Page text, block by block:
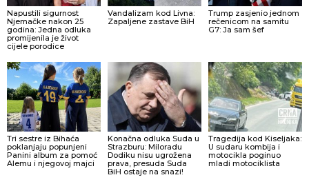
Napustili sigurnost
Njemačke nakon 25
godina: Jedna odluka
promijenila je život
cijele porodice
Vandalizam kod Livna:
Zapaljene zastave BiH
Trump zasjenio jednom
rečenicom na samitu
G7: Ja sam šef
Tri sestre iz Bihaća
poklanjaju popunjeni
Panini album za pomoć
Alemu i njegovoj majci
Konačna odluka Suda u
Strazburu: Miloradu
Dodiku nisu ugrožena
prava, presuda Suda
BiH ostaje na snazi!
Tragedija kod Kiseljaka:
U sudaru kombija i
motocikla poginuo
mladi motociklista